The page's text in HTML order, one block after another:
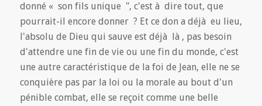
donné « son fils unique ", c'est à dire tout, que
pourrait-il encore donner ? Et ce don a déjà eu lieu,
l'absolu de Dieu qui sauve est déjà là , pas besoin
d'attendre une fin de vie ou une fin du monde, c'est
une autre caractéristique de la foi de Jean, elle ne se
conquière pas par la loi ou la morale au bout d'un
pénible combat, elle se reçoit comme une belle